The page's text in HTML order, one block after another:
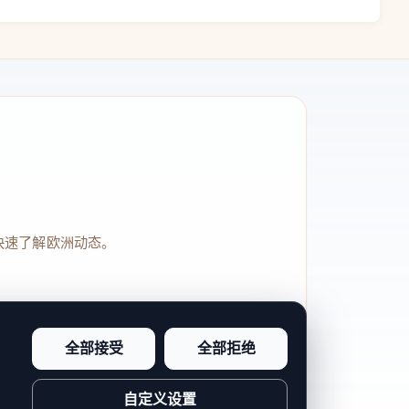
了解欧洲动态。
感和站点完整度。
全部接受 全部拒绝
自定义设置